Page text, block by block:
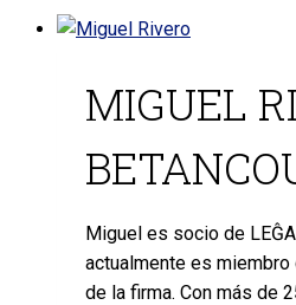
MIGUEL
Miguel es socio de
actualmente es
de la firma. Con más de